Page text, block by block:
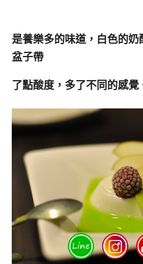
是養樂多的味道，白色的
盆子帶
了點酸度，多了不同的感覺